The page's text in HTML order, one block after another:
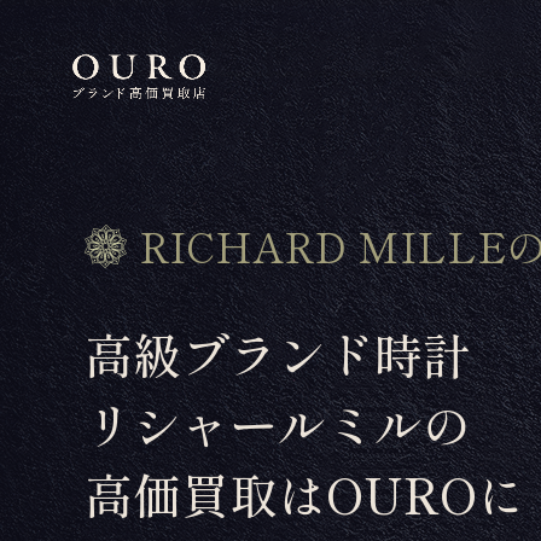
RICHARD MILLE
高級ブランド時計
リシャールミルの
高価買取はOUROに